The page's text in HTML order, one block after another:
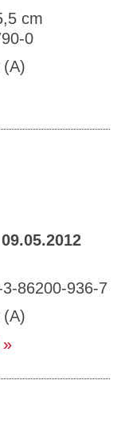
cm
0
(A)
09.05.2012
86200-936-7
(A)